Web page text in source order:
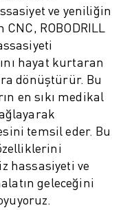
MAKINELERI
ve yeniliğin
ROBODRILL
hayat kurtaran
dönüştürür. Bu
en sıkı medikal
temsil eder. Bu
hassasiyeti ve
geleceğini